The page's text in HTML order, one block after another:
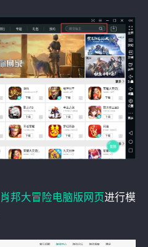
肖邦大冒险电脑版网页进行模